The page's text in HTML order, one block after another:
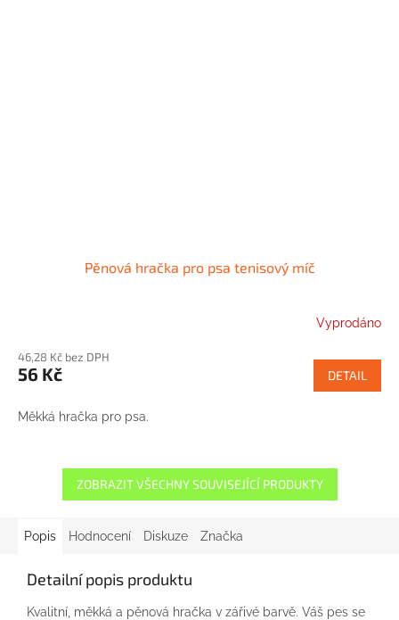
Pěnová hračka pro psa tenisový míč
Vyprodáno
46,28 Kč bez DPH
56 Kč DETAIL
Měkká hračka pro psa.
ZOBRAZIT VŠECHNY SOUVISEJÍCÍ PRODUKTY
Popis Hodnocení Diskuze Značka
Detailní popis produktu
Kvalitní, měkká a pěnová hračka v zářivé barvě. Váš pes se